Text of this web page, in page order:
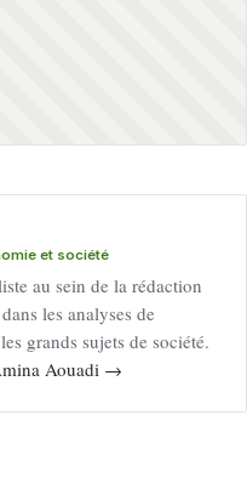
et société
au sein de la rédaction
les analyses de
grands sujets de société.
Aouadi →